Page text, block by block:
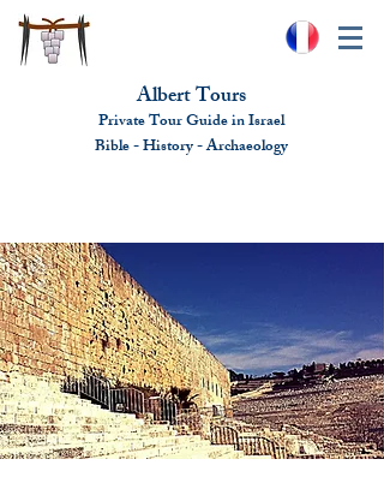
Albert Tours
Private Tour Guide in Israel
Bible - History - Archaeology